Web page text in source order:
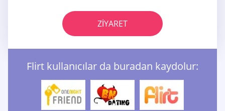
ZIYARET
Flirt kullanıcılar da buradan kaydolur: